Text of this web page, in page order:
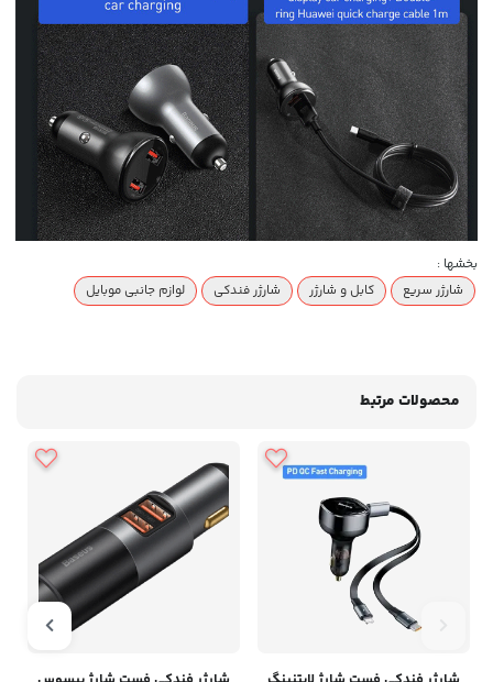
بخشها :
شارژر سریع
کابل و شارژر شارژر فندکی لوازم جانبی موبایل
محصولات مرتبط